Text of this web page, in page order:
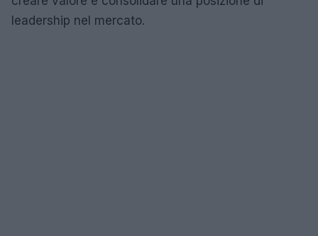
leadership nel mercato.